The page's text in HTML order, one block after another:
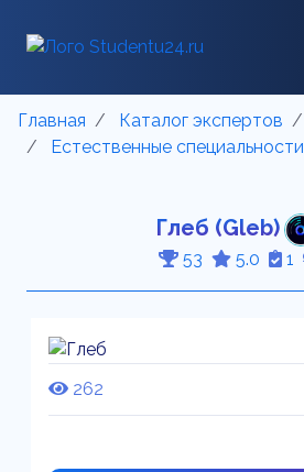
Главная Каталог экспертов
Естественные специальности
Глеб (Gleb)
53 5.0 1
262